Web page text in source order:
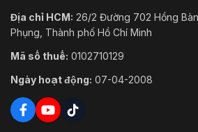
Địa chỉ HCM: 26/2 Đường 702 Hồng
Phụng, Thành phố Hồ Chí Minh
Mã số thuế: 0102710129
Ngày hoạt động: 07-04-2008